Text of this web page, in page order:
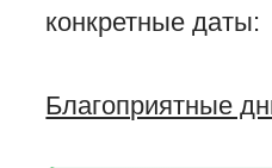
конкретные даты:
Благоприятные